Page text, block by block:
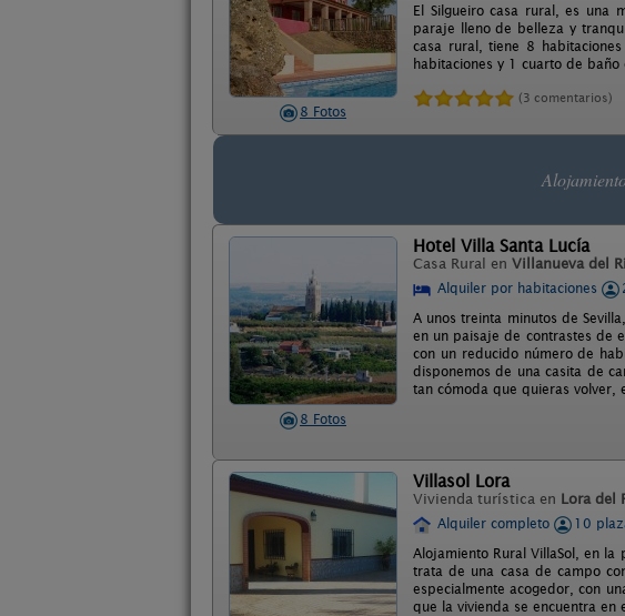
8 Fotos
El Silgueiro casa rural, es una
paraje lleno de belleza y
casa rural, tiene 8
habitaciones y 1 cuarto de baño
(3 comentarios)
8 Fotos
Hotel Villa Santa Lucía
Casa Rural en Villanueva del
Alquiler por habitaciones
A unos treinta minutos de
en un paisaje de contrastes de
con un reducido número de
disponemos de una casita de
tan cómoda que quieras volver,
Villasol Lora
Vivienda turística en Lora del
Alquiler completo
10
Alojamiento Rural VillaSol, en
trata de una casa de campo
especialmente acogedor, con
que la vivienda se encuentra en